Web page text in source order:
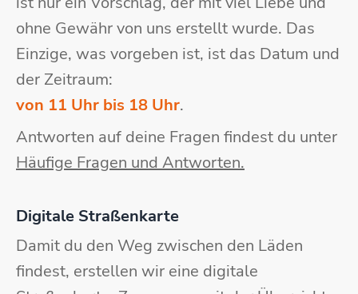
ohne Gewähr von uns erstellt wurde. Das
Einzige, was vorgeben ist, ist das Datum und
der Zeitraum:
von 11 Uhr bis 18 Uhr.
Antworten auf deine Fragen findest du unter
Häufige Fragen und Antworten.
Digitale Straßenkarte
Damit du den Weg zwischen den Läden
findest, erstellen wir eine digitale